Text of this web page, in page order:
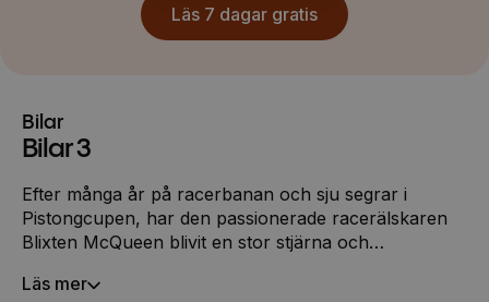
Läs 7 dagar gratis
Bilar
Bilar 3
Efter många år på racerbanan och sju segrar i
Pistongcupen, har den passionerade racerälskaren
Blixten McQueen blivit en stor stjärna och
racerbilar gör entré, börjar den legendariska
Läs mer